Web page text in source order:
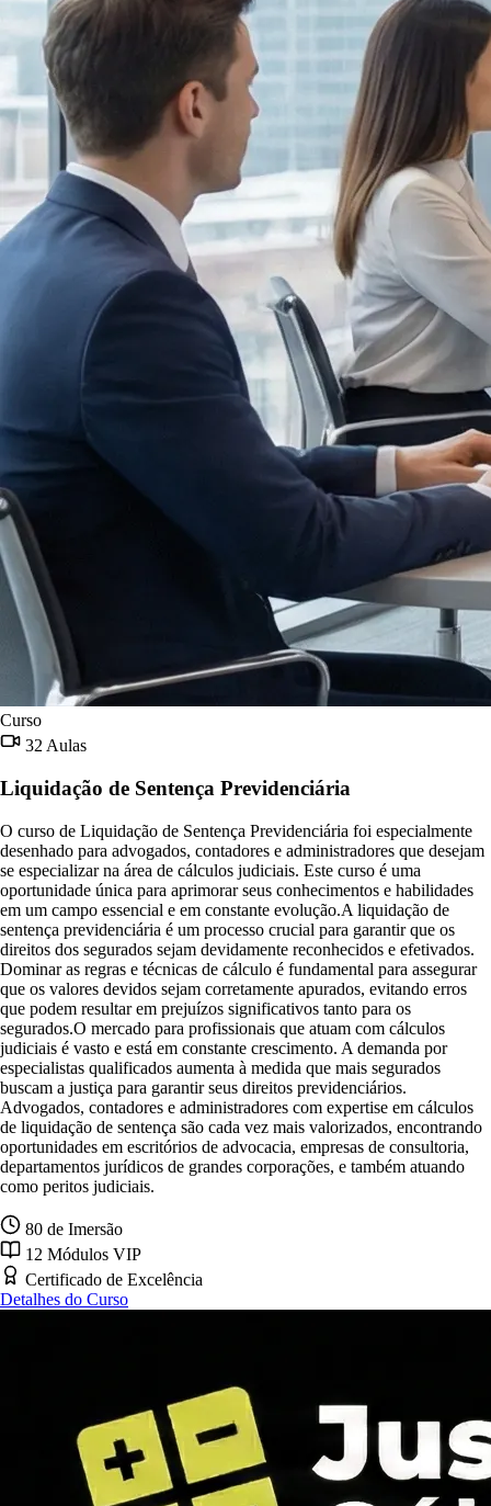
Curso
32 Aulas
Liquidação de Sentença Previdenciária
O curso de Liquidação de Sentença Previdenciária foi especialmente
desenhado para advogados, contadores e administradores que desejam
se especializar na área de cálculos judiciais. Este curso é uma
oportunidade única para aprimorar seus conhecimentos e habilidades
em um campo essencial e em constante evolução.A liquidação de
sentença previdenciária é um processo crucial para garantir que os
direitos dos segurados sejam devidamente reconhecidos e efetivados.
Dominar as regras e técnicas de cálculo é fundamental para assegurar
que os valores devidos sejam corretamente apurados, evitando erros
que podem resultar em prejuízos significativos tanto para os
segurados.O mercado para profissionais que atuam com cálculos
judiciais é vasto e está em constante crescimento. A demanda por
especialistas qualificados aumenta à medida que mais segurados
buscam a justiça para garantir seus direitos previdenciários.
Advogados, contadores e administradores com expertise em cálculos
de liquidação de sentença são cada vez mais valorizados, encontrando
oportunidades em escritórios de advocacia, empresas de consultoria,
departamentos jurídicos de grandes corporações, e também atuando
como peritos judiciais.
80 de Imersão
12 Módulos VIP
Certificado de Excelência
Detalhes do Curso